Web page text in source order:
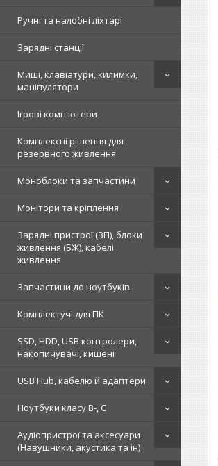
Ручні та налобні ліхтарі
Зарядні станції
Миші, клавіатури, килимки,
маніпулятори
Ігрові комп'ютери
Комплексні рішення для
резервного живлення
Моноблоки та запчастини
Монітори та кріплення
Зарядні пристрої (ЗП), блоки
живлення (БЖ), кабелі
живлення
Запчастини до ноутбуків
Комплектучі для ПК
SSD, HDD, USB контролери,
накопичувачі, кишені
USB Hub, кабелю й адаптери
Ноутбуки класу B-, C
Аудіопристрої та аксесуари
(Навушники, акустика та ін)